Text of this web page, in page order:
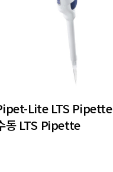
Lite LTS Pipette
동 LTS Pipette